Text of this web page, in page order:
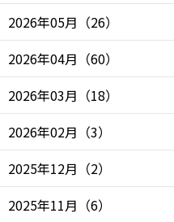
2026年05月 （26）
2026年04月 （60）
2026年03月 （18）
2026年02月 （3）
2025年12月 （2）
2025年11月 （6）